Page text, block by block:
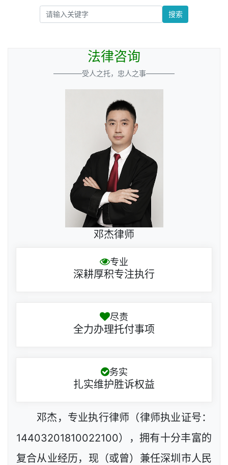
搜索
法律咨询
————受人之托，忠人之事————
邓杰律师
专业
深耕厚积专注执行
尽责
全力办理托付事项
务实
扎实维护胜诉权益
邓杰，专业执行律师（律师执业证号：
14403201810022100），拥有十分丰富的
复合从业经历，现（或曾）兼任深圳市人民